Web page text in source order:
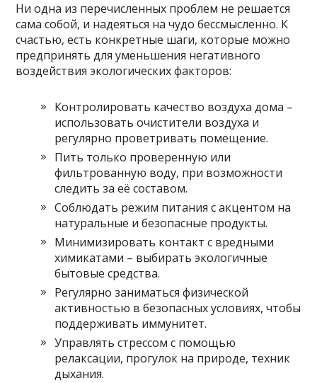
Ни одна из перечисленных проблем не решается
сама собой, и надеяться на чудо бессмысленно. К
счастью, есть конкретные шаги, которые можно
предпринять для уменьшения негативного
воздействия экологических факторов:
Контролировать качество воздуха дома –
использовать очистители воздуха и
регулярно проветривать помещение.
Пить только проверенную или
фильтрованную воду, при возможности
следить за её составом.
Соблюдать режим питания с акцентом на
натуральные и безопасные продукты.
Минимизировать контакт с вредными
химикатами – выбирать экологичные
бытовые средства.
Регулярно заниматься физической
активностью в безопасных условиях, чтобы
поддерживать иммунитет.
Управлять стрессом с помощью
релаксации, прогулок на природе, техник
дыхания.